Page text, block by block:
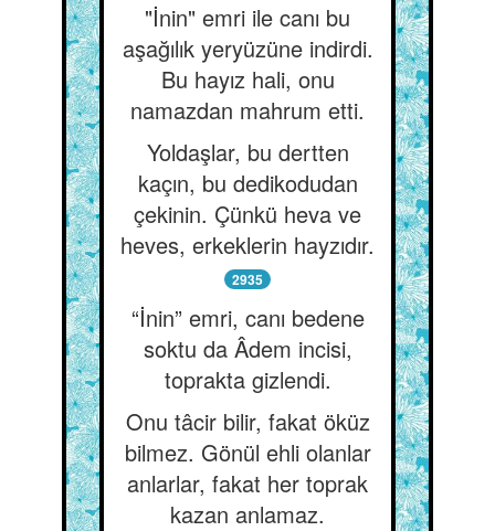
"İnin" emri ile canı bu
aşağılık yeryüzüne indirdi.
Bu hayız hali, onu
namazdan mahrum etti.
Yoldaşlar, bu dertten
kaçın, bu dedikodudan
çekinin. Çünkü heva ve
heves, erkeklerin hayzıdır.
2935
“İnin” emri, canı bedene
soktu da Âdem incisi,
toprakta gizlendi.
Onu tâcir bilir, fakat öküz
bilmez. Gönül ehli olanlar
anlarlar, fakat her toprak
kazan anlamaz.